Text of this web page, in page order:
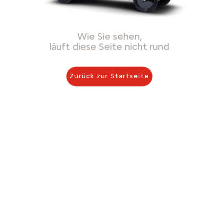
Wie Sie sehen,
läuft diese Seite nicht rund
Zurück zur Startseite